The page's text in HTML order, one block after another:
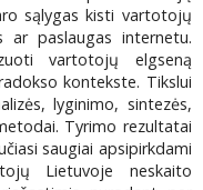
sąlygas kisti vartotojų
ar paslaugas internetu.
vartotojų elgseną
kontekste. Tikslui
lyginimo, sintezės,
Tyrimo rezultatai
saugiai apsipirkdami
Lietuvoje neskaito